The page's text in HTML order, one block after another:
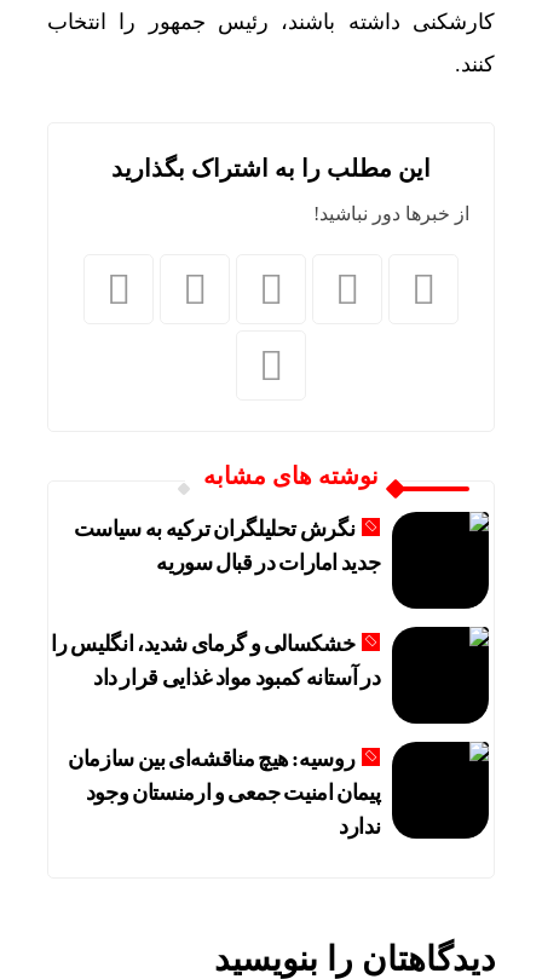
کارشکنی داشته باشند، رئیس جمهور را انتخاب
کنند.
این مطلب را به اشتراک بگذارید
از خبرها دور نباشید!
نوشته های مشابه
نگرش تحلیلگران ترکیه به سیاست
جدید امارات در قبال سوریه
خشکسالی و گرمای شدید، انگلیس را
در آستانه کمبود مواد غذایی قرار داد
روسیه: هیچ مناقشه‌ای بین سازمان
پیمان امنیت جمعی و ارمنستان وجود
ندارد
دیدگاهتان را بنویسید